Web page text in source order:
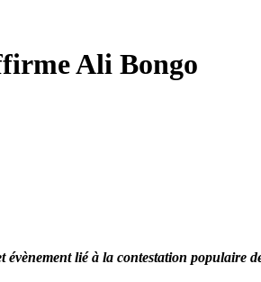
Ali Bongo
lié à la contestation populaire